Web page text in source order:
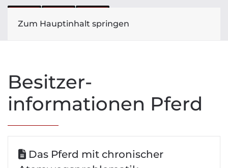
Zum Hauptinhalt springen
Besitzer-
informationen Pferd
Das Pferd mit chronischer